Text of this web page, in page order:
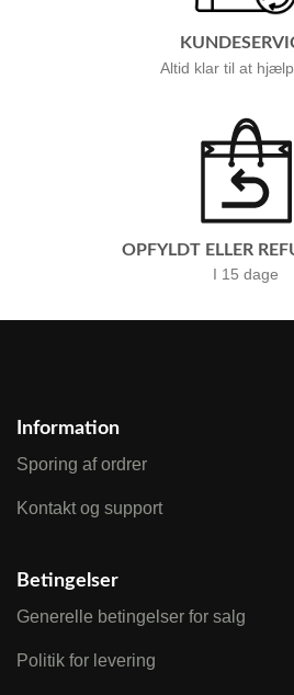
Altid klar til at
OPFYLDT ELLER
I 15 dage
Information
Sporing af ordrer
Kontakt og support
Betingelser
Generelle betingelser for salg
Politik for levering